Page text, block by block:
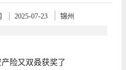
2025-07-23 锦州
险又双叒获奖了